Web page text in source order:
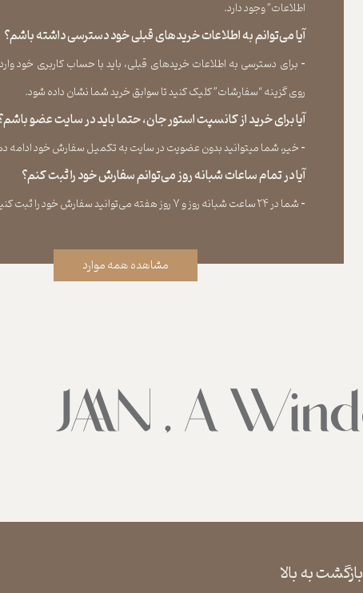
اطلاعات” وجود دارد.​​​​​​​
آیا می‌‏توانم به اطلاعات خریدهای قبلی خود دسترسی داشته باشم؟
​​​​​​​- برای دسترسی به اطلاعات خریدهای قبلی، باید با حساب کاربری خود
روی گزینه “سفارشات” کلیک کنید تا سوابق خرید شما نشان داده ‏شود.​​​​​​​
آیا برای خرید از کانسپت استور جان، حتما باید در سایت عضو
​​​​​​​- خیر، شما میتوانید بدون عضویت در سایت به تکمیل سفارش خود ادامه
آیا در تمام ساعات شبانه روز می‌توانم سفارش خود را ثبت کنم؟
​​​​​​​​​​​​​​- شما در ۲۴ ساعت شبانه روز و ۷ روز هفته می‌‏توانید سفارش خود را ثبت کنید.
مشاهده همه موارد
بازگشت به بالا